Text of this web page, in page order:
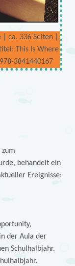
| ca. 336 Seiten |
This Is Where
3841440167
behandelt ein
Ereignisse:
der Aula der
Schulhalbjahr.